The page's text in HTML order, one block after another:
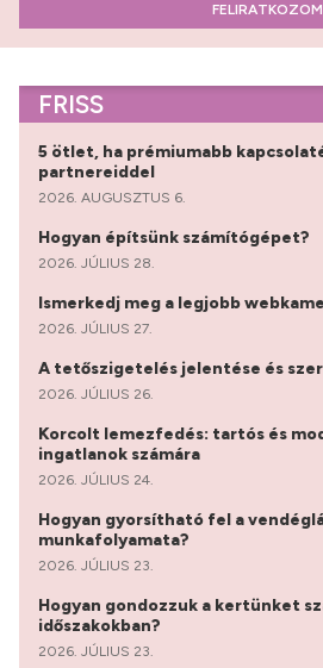
FELIRATKOZOM
FRISS
5 ötlet, ha prémiumabb
partnereiddel
2026. AUGUSZTUS 6.
Hogyan építsünk számítógépet?
2026. JÚLIUS 28.
Ismerkedj meg a legjobb
2026. JÚLIUS 27.
A tetőszigetelés jelentése és
2026. JÚLIUS 26.
Korcolt lemezfedés: tartós és
ingatlanok számára
2026. JÚLIUS 24.
Hogyan gyorsítható fel a
munkafolyamata?
2026. JÚLIUS 23.
Hogyan gondozzuk a kertünket
időszakokban?
2026. JÚLIUS 23.